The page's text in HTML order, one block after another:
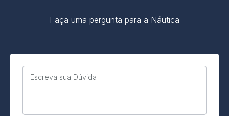
Faça uma pergunta para a Náutica
Escreva sua Dúvida